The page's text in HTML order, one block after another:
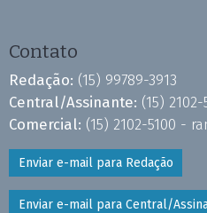
Contato
Redação: (15) 99789-3913
Central/Assinante: (15)
Comercial: (15) 2102-5100 -
Enviar e-mail para Redação
Enviar e-mail para Central/